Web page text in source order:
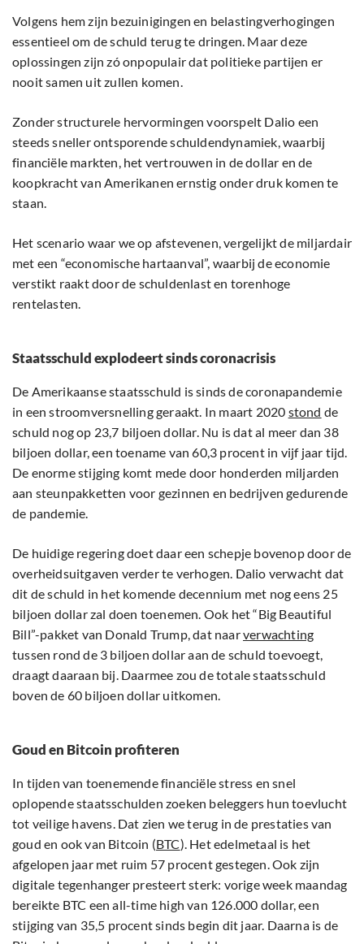
Volgens hem zijn bezuinigingen en belastingverhogingen
essentieel om de schuld terug te dringen. Maar deze
oplossingen zijn zó onpopulair dat politieke partijen er
nooit samen uit zullen komen.
Zonder structurele hervormingen voorspelt Dalio een
steeds sneller ontsporende schuldendynamiek, waarbij
financiële markten, het vertrouwen in de dollar en de
koopkracht van Amerikanen ernstig onder druk komen te
staan.
Het scenario waar we op afstevenen, vergelijkt de miljardair
met een “economische hartaanval”, waarbij de economie
verstikt raakt door de schuldenlast en torenhoge
rentelasten.
Staatsschuld explodeert sinds coronacrisis
De Amerikaanse staatsschuld is sinds de coronapandemie
in een stroomversnelling geraakt. In maart 2020 stond de
schuld nog op 23,7 biljoen dollar. Nu is dat al meer dan 38
biljoen dollar, een toename van 60,3 procent in vijf jaar tijd.
De enorme stijging komt mede door honderden miljarden
aan steunpakketten voor gezinnen en bedrijven gedurende
de pandemie.
De huidige regering doet daar een schepje bovenop door de
overheidsuitgaven verder te verhogen. Dalio verwacht dat
dit de schuld in het komende decennium met nog eens 25
biljoen dollar zal doen toenemen. Ook het “Big Beautiful
Bill”-pakket van Donald Trump, dat naarverwachting
tussen rond de 3 biljoen dollar aan de schuld toevoegt,
draagt daaraan bij. Daarmee zou de totale staatsschuld
boven de 60 biljoen dollar uitkomen.
Goud en Bitcoin profiteren
In tijden van toenemende financiële stress en snel
oplopende staatsschulden zoeken beleggers hun toevlucht
tot veilige havens. Dat zien we terug in de prestaties van
goud en ook van Bitcoin (BTC). Het edelmetaal is het
afgelopen jaar met ruim 57 procent gestegen. Ook zijn
digitale tegenhanger presteert sterk: vorige week maandag
bereikte BTC een all-time high van 126.000 dollar, een
stijging van 35,5 procent sinds begin dit jaar. Daarna is de